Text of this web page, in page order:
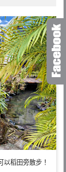
稻田旁散步！